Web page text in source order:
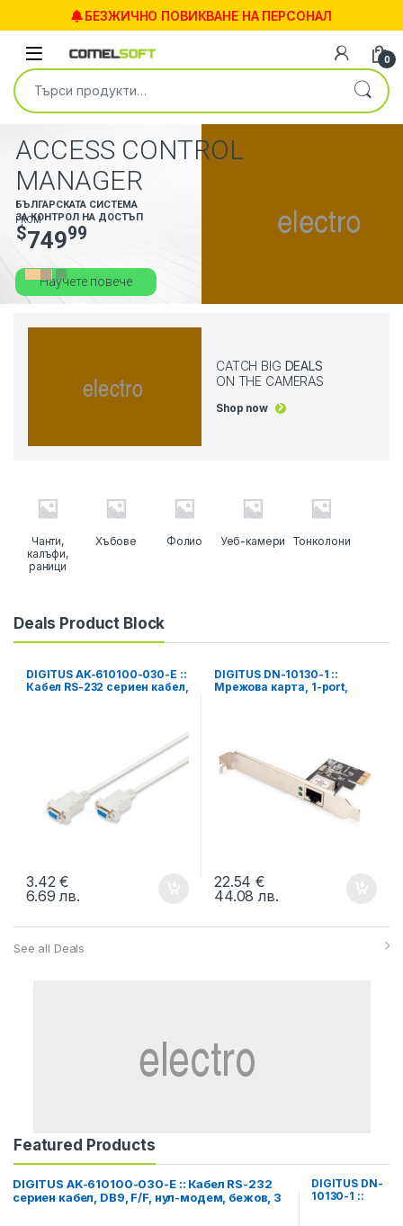
БЕЗЖИЧНО ПОВИКВАНЕ НА ПЕРСОНАЛ
0
ACCESS CONTROL
MANAGER
БЪЛГАРСКАТА СИСТЕМА
ЗА КОНТРОЛ НА ДОСТЪП
FROM
$74999
Научете повече
CATCH BIG DEALS
ON THE CAMERAS
Shop now
Чанти,
калъфи,
раници
Хъбове Фолио Уеб-камери Тонколони
Deals Product Block
DIGITUS AK-610100-030-E ::
Кабел RS-232 сериен кабел,
3.42€
6.69лв.
DIGITUS DN-10130-1 ::
Мрежова карта, 1-port,
22.54€
44.08лв.
See all Deals
Featured Products
DIGITUS AK-610100-030-E :: Кабел RS-232
сериен кабел, DB9, F/F, нул-модем, бежов, 3
DIGITUS DN-
10130-1 ::